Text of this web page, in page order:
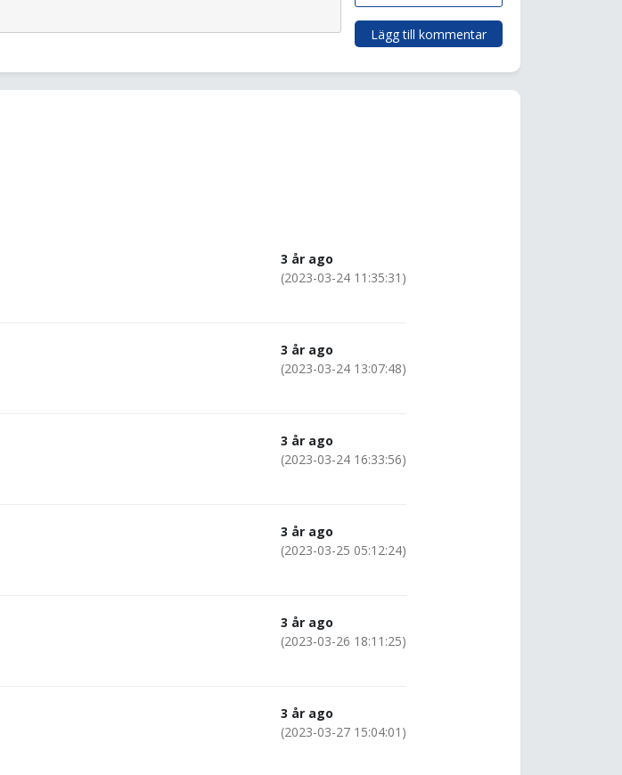
Lägg till kommentar
3 år ago
(2023-03-24 11:35:31)
3 år ago
(2023-03-24 13:07:48)
3 år ago
(2023-03-24 16:33:56)
3 år ago
(2023-03-25 05:12:24)
3 år ago
(2023-03-26 18:11:25)
3 år ago
(2023-03-27 15:04:01)